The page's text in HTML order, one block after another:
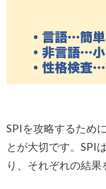
SPIを攻略するため
とが大切です。SPI
り、それぞれの結果